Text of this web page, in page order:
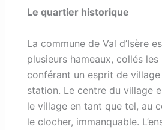
Le quartier historique
La commune de Val d’Isère
plusieurs hameaux, collés
conférant un esprit de
station. Le centre du village
le village en tant que tel, au
le clocher, immanquable.